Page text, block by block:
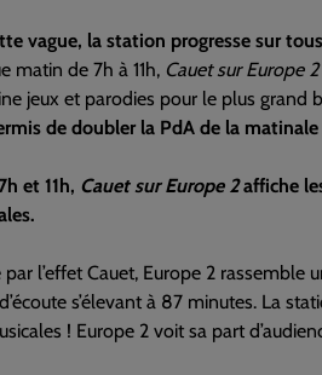
vague, la station progresse sur
matin de 7h à 11h, Cauet sur Europe 2
jeux et parodies pour le plus grand
de doubler la PdA de la
et 11h, Cauet sur Europe 2affiche
par l’effet Cauet, Europe 2 rassemble
s’élevant à 87 minutes. La
! Europe 2 voit sa part